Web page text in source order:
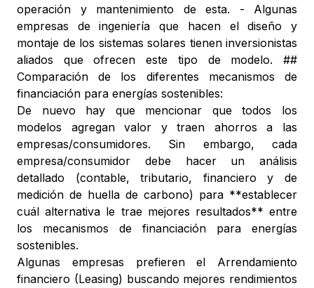
operación y mantenimiento de esta. - Algunas
empresas de ingeniería que hacen el diseño y
montaje de los sistemas solares tienen inversionistas
aliados que ofrecen este tipo de modelo. ##
Comparación de los diferentes mecanismos de
financiación para energías sostenibles:
De nuevo hay que mencionar que todos los
modelos agregan valor y traen ahorros a las
empresas/consumidores. Sin embargo, cada
empresa/consumidor debe hacer un análisis
detallado (contable, tributario, financiero y de
medición de huella de carbono) para **establecer
cuál alternativa le trae mejores resultados** entre
los mecanismos de financiación para energías
sostenibles.
Algunas empresas prefieren el Arrendamiento
financiero (Leasing) buscando mejores rendimientos